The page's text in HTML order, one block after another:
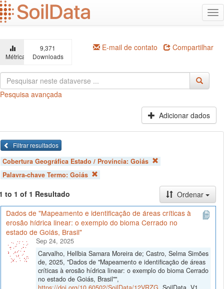
Ir
para
o
principal
Métricas
9,371
Downloads
E-mail de contato Compartilhar
Pesquisa avançada
Adicionar dados
Filtrar resultados
Cobertura Geográfica Estado / Província: Goiás
Palavra-chave Termo: Goiás
to 1 of 1 Resultado
Ordenar
Dados de "Mapeamento e identificação de áreas críticas à
erosão hídrica linear: o exemplo do bioma Cerrado no
estado de Goiás, Brasil"
Sep 24, 2025
Carvalho, Hellbia Samara Moreira de; Castro, Selma Simões
de, 2025, "Dados de "Mapeamento e identificação de áreas
críticas à erosão hídrica linear: o exemplo do bioma Cerrado
no estado de Goiás, Brasil"",